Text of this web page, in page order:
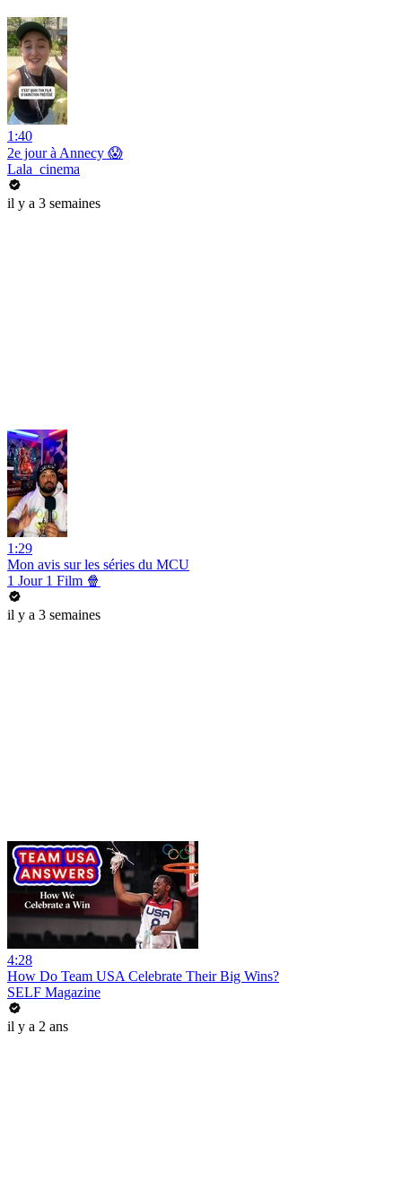
1:40
2e jour à Annecy 😱
Lala_cinema
il y a 3 semaines
1:29
Mon avis sur les séries du MCU
1 Jour 1 Film 🍿
il y a 3 semaines
4:28
How Do Team USA Celebrate Their Big Wins?
SELF Magazine
il y a 2 ans